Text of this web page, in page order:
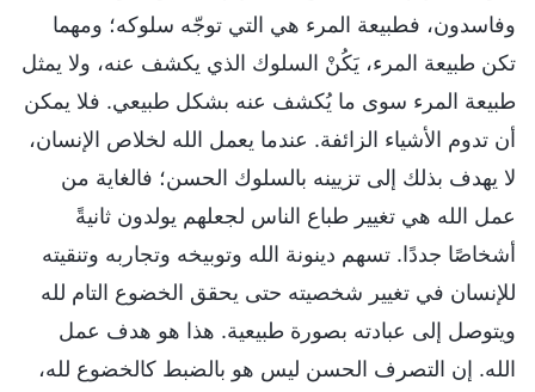
وفاسدون، فطبيعة المرء هي التي توجّه سلوكه؛ ومهما
تكن طبيعة المرء، يَكُنْ السلوك الذي يكشف عنه، ولا يمثل
طبيعة المرء سوى ما يُكشف عنه بشكل طبيعي. فلا يمكن
أن تدوم الأشياء الزائفة. عندما يعمل الله لخلاص الإنسان،
لا يهدف بذلك إلى تزيينه بالسلوك الحسن؛ فالغاية من
عمل الله هي تغيير طباع الناس لجعلهم يولدون ثانيةً
أشخاصًا جددًا. تسهم دينونة الله وتوبيخه وتجاربه وتنقيته
للإنسان في تغيير شخصيته حتى يحقق الخضوع التام لله
ويتوصل إلى عبادته بصورة طبيعية. هذا هو هدف عمل
الله. إن التصرف الحسن ليس هو بالضبط كالخضوع لله،